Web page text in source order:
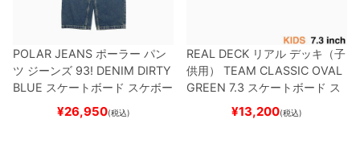
POLAR JEANS ポーラー パン
ツ ジーンズ 93! DENIM DIRTY
BLUE スケートボード スケボー
¥26,950(税込)
REAL DECK リアル デッキ（子
供用）
TEAM CLASSIC OVAL
GREEN 7.3 スケートボード ス
¥13,200(税込)